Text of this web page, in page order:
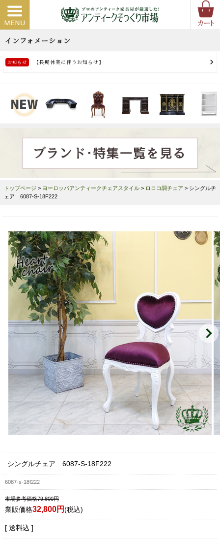
トップページ > ヨーロッパアンティークチェアスタイル > ロココ調チェア > シングルチ
ェア 6087-S-18F222
シングルチェア 6087-S-18F222
6087-s-18f222
市場参考価格79,800円
業販価格32,800円(税込)
[ 送料込 ]